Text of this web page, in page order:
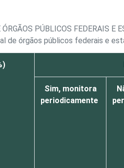
ÓRGÃOS PÚBLICOS FEDERAIS
de órgãos públicos federais e
Sim, monitora
periodicamente